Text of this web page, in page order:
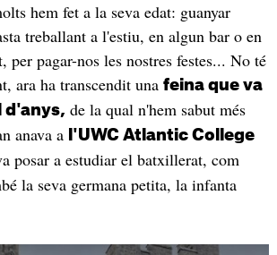
hem fet a la seva edat: guanyar
treballant a l'estiu, en algun bar o en
per pagar-nos les nostres festes... No té
ara ha transcendit una feina que va
d'anys, de la qual n'hem sabut més
anava a
l'UWC Atlantic College
posar a estudiar el batxillerat, com
la seva germana petita, la infanta